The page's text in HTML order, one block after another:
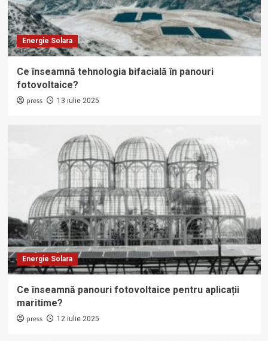
Energie Solara
Ce înseamnă tehnologia bifacială în panouri
fotovoltaice?
press 13 iulie 2025
Energie Solara
Ce înseamnă panouri fotovoltaice pentru aplicații
maritime?
press 12 iulie 2025